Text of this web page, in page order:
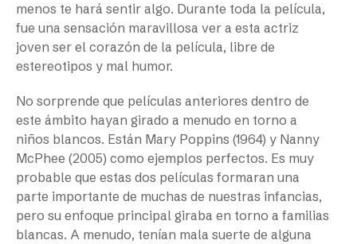
menos te hará sentir algo. Durante toda la película,
fue una sensación maravillosa ver a esta actriz
joven ser el corazón de la película, libre de
estereotipos y mal humor.
No sorprende que películas anteriores dentro de
este ámbito hayan girado a menudo en torno a
niños blancos. Están Mary Poppins (1964) y Nanny
McPhee (2005) como ejemplos perfectos. Es muy
probable que estas dos películas formaran una
parte importante de muchas de nuestras infancias,
pero su enfoque principal giraba en torno a familias
blancas. A menudo, tenían mala suerte de alguna